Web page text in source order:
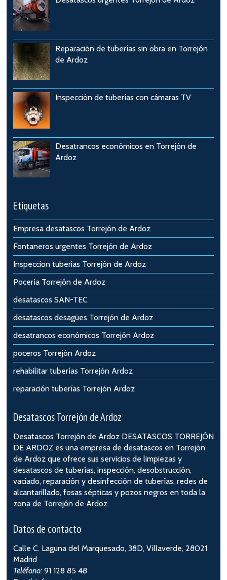
Reparación de tuberías sin obra en Torrejón
de Ardoz
Inspección de tuberías con cámaras TV
Desatrancos económicos en Torrejón de
Ardoz
Etiquetas
Empresa desatascos Torrejón de Ardoz
Fontaneros urgentes Torrejón de Ardoz
Inspeccion tuberias Torrejón de Ardoz
Pocería Torrejón de Ardoz
desatascos SAN-TEC
desatascos desagües Torrejón de Ardoz
desatrancos económicos Torrejón Ardoz
poceros Torrejón Ardoz
rehabilitar tuberías Torrejón Ardoz
reparación tuberías Torrejón Ardoz
Desatascos Torrejón de Ardoz
Desatascos Torrejón de Ardoz DESATASCOS TORREJÓN
DE ARDOZ es una empresa de desatascos en Torrejón
de Ardoz que ofrece sus servicios de limpiezas y
desatascos de tuberías, inspección, desobstrucción,
vaciado, reparación y desinfección de tuberías, redes de
alcantarillado, fosas sépticas y pozos negros en toda la
zona de Torrejón de Ardoz.
Datos de contacto
Calle C. Laguna del Marquesado, 38D, Villaverde, 28021
Madrid
Teléfono: 91 128 85 48